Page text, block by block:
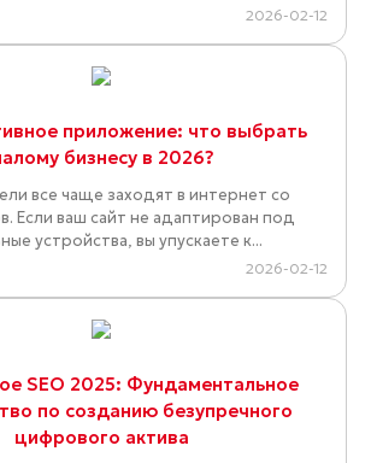
2026-02-12
приложение: что выбрать
бизнесу в 2026?
все чаще заходят в интернет со
Если ваш сайт не адаптирован под
устройства, вы упускаете к...
2026-02-12
SEO 2025: Фундаментальное
по созданию безупречного
цифрового актива